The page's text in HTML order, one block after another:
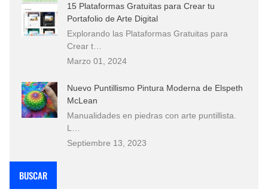
15 Plataformas Gratuitas para Crear tu
Portafolio de Arte Digital
Explorando las Plataformas Gratuitas para
Crear t…
Marzo 01, 2024
Nuevo Puntillismo Pintura Moderna de Elspeth
McLean
Manualidades en piedras con arte puntillista.
L…
Septiembre 13, 2023
BUSCAR